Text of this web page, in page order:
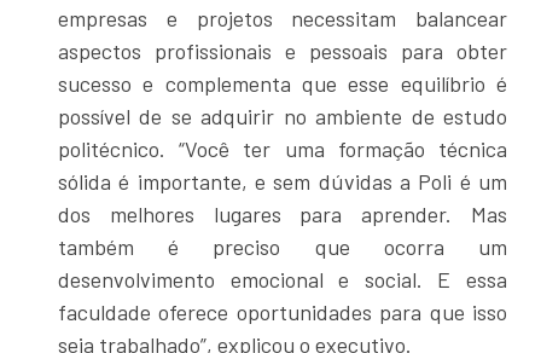
empresas e projetos necessitam balancear
aspectos profissionais e pessoais para obter
sucesso e complementa que esse equilíbrio é
possível de se adquirir no ambiente de estudo
politécnico. “Você ter uma formação técnica
sólida é importante, e sem dúvidas a Poli é um
dos melhores lugares para aprender. Mas
também é preciso que ocorra um
desenvolvimento emocional e social. E essa
faculdade oferece oportunidades para que isso
seja trabalhado”, explicou o executivo.